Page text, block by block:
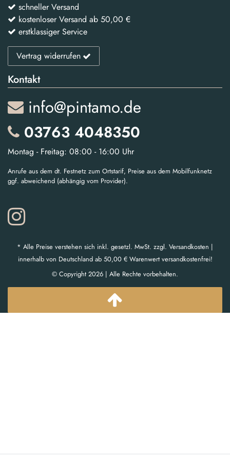
schneller Versand
kostenloser Versand ab 50,00 €
erstklassiger Service
Vertrag widerrufen
Kontakt
info@pintamo.de
03763 4048350
Montag - Freitag: 08:00 - 16:00 Uhr
Anrufe aus dem dt. Festnetz zum Ortstarif, Preise aus dem Mobilfunknetz
ggf. abweichend (abhängig vom Provider).
* Alle Preise verstehen sich inkl. gesetzl. MwSt. zzgl. Versandkosten |
innerhalb von Deutschland ab 50,00 € Warenwert versandkostenfrei!
© Copyright 2026 | Alle Rechte vorbehalten.